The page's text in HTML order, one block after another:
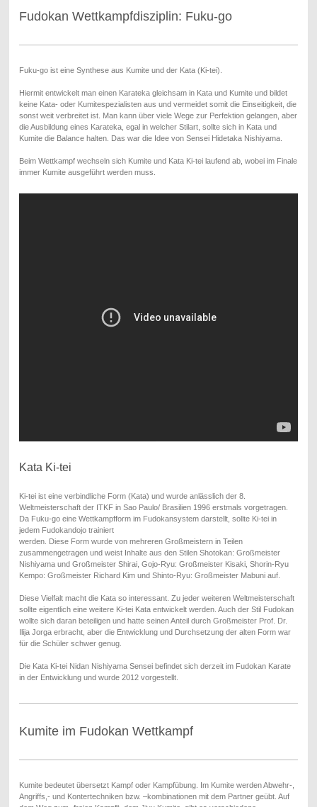
Fudokan Wettkampfdisziplin: Fuku-go
Fuku-go ist eine Synthese aus Kumite und der Kata (Ki-tei).
Hiermit entwickelt man einen Karateka gleichsam in Kata und Kumite und bildet
keine Kata- oder Kumitespezialisten aus und vermeidet somit die Einseitigkeit, die
sonst weit verbreitet ist. Man kann über viele Wege zur Perfektion gelangen, aber
die Ausbildung eines Karateka, egal in welcher Stilart, sollte sich in Kata und
Kumite die Balance halten. Das war die Idee von Sensei Hidetaka Nishiyama.
Beim Wettkampf wechseln sich Kumite und Kata Ki-tei laufend ab, wobei im Finale
immer Kumite ausgeführt werden muss.
Kata Ki-tei
Ki-tei ist eine verbindliche Form (Kata) und wurde anlässlich der 8.
Weltmeisterschaft der ITKF in Sao Paulo/ Brasilien 1996 erstmals vorgetragen.
Da Fuku-go eine Wettkampfform im Fudokansystem darstellt, sollte Ki-tei in
jedem Fudokandojo trainiert
werden.
Diese Form wurde von mehreren Großmeistern in Teilen
zusammengetragen und weist Inhalte aus den Stilen Shotokan: Großmeister
Nishiyama und Großmeister Shirai, Gojo-Ryu: Großmeister Kisaki, Shorin-Ryu
Kempo: Großmeister Richard Kim und Shinto-Ryu: Großmeister Mabuni auf.
Diese Vielfalt macht die Kata so interessant. Zu jeder weiteren Weltmeisterschaft
sollte eigentlich eine weitere Ki-tei Kata entwickelt werden. Auch der Stil Fudokan
wollte sich daran beteiligen und hatte seinen Anteil durch Großmeister Prof. Dr.
Ilija Jorga erbracht, aber die Entwicklung und Durchsetzung der alten Form war
für die Schüler schwer genug.
Die Kata Ki-tei Nidan Nishiyama Sensei befindet sich derzeit im Fudokan Karate
in der Entwicklung und wurde 2012 vorgestellt.
Kumite im Fudokan Wettkampf
Kumite bedeutet übersetzt Kampf oder Kampfübung. Im Kumite werden Abwehr-,
Angriffs,- und Kontertechniken bzw. –kombinationen mit dem Partner geübt. Auf